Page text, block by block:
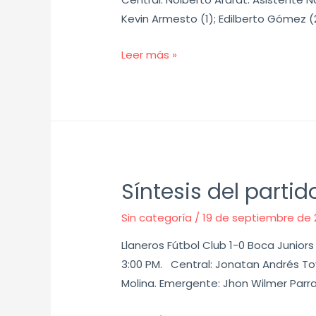
Kevin Armesto (1); Edilberto Gómez
Leer más »
Síntesis del
Sin categoría /19 de septiembre de
Llaneros Fútbol Club 1-0 Boca
3:00 PM. Central: Jonatan Andrés
Molina. Emergente: Jhon Wilmer